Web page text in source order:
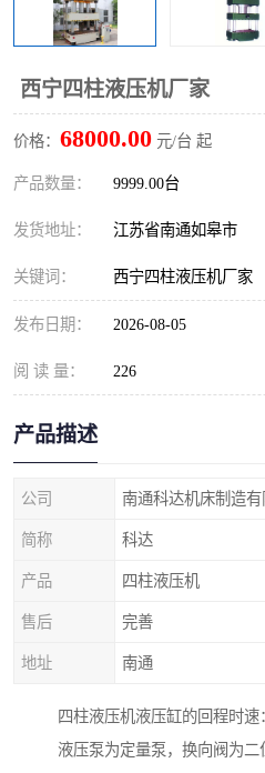
西宁四柱液压机厂家
价格： 68000.00 元/台 起
产品数量： 9999.00台
发货地址： 江苏省南通如皋市
关键词： 西宁四柱液压机厂家
发布日期： 2026-08-05
阅 读 量： 226
产品描述
公司 南通科达机床制造有
简称 科达
产品 四柱液压机
售后 完善
地址 南通
四柱液压机液压缸的回程时速：
液压泵为定量泵，换向阀为